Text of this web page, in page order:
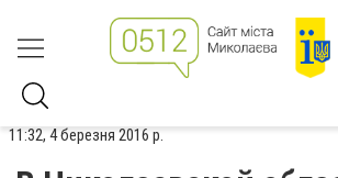
11:32, 4 березня 2016 р.